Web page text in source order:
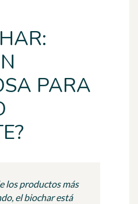
PARA
los productos más
el biochar está